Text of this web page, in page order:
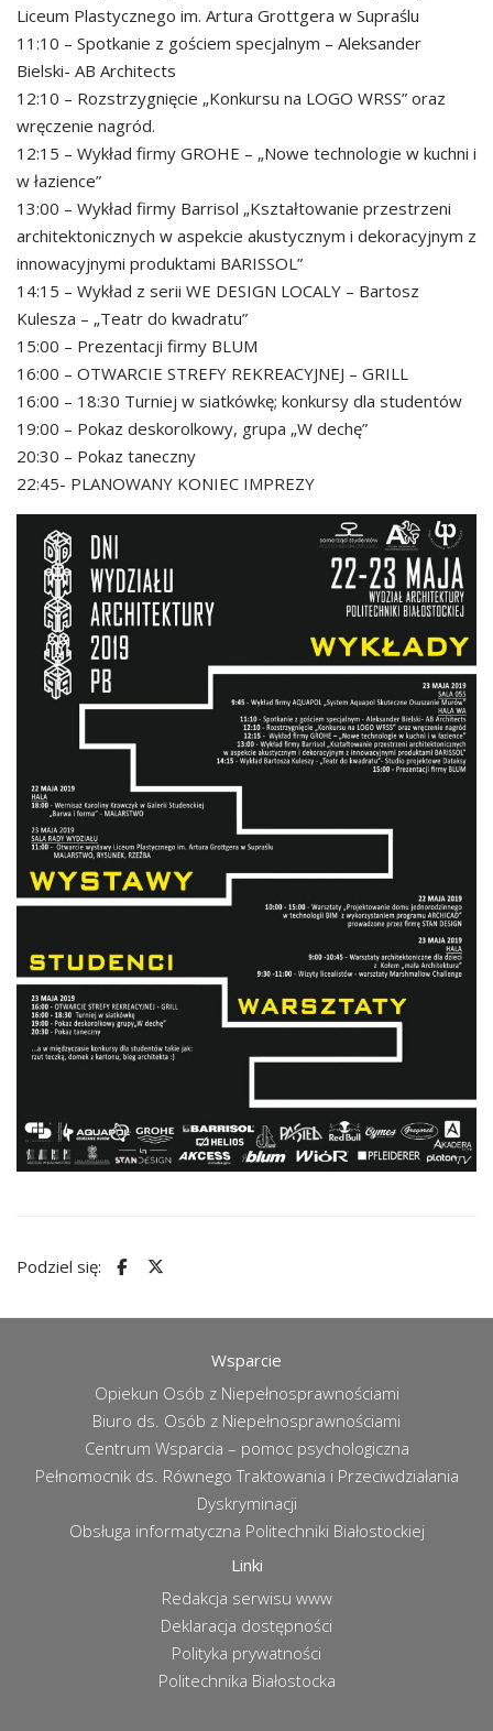
Liceum Plastycznego im. Artura Grottgera w Supraślu
11:10 – Spotkanie z gościem specjalnym – Aleksander
Bielski- AB Architects
12:10 – Rozstrzygnięcie „Konkursu na LOGO WRSS” oraz
wręczenie nagród.
12:15 – Wykład firmy GROHE – „Nowe technologie w kuchni i
w łazience”
13:00 – Wykład firmy Barrisol „Kształtowanie przestrzeni
architektonicznych w aspekcie akustycznym i dekoracyjnym z
innowacyjnymi produktami BARISSOL”
14:15 – Wykład z serii WE DESIGN LOCALY – Bartosz
Kulesza – „Teatr do kwadratu”
15:00 – Prezentacji firmy BLUM
16:00 – OTWARCIE STREFY REKREACYJNEJ – GRILL
16:00 – 18:30 Turniej w siatkówkę; konkursy dla studentów
19:00 – Pokaz deskorolkowy, grupa „W dechę”
20:30 – Pokaz taneczny
22:45- PLANOWANY KONIEC IMPREZY
Podziel się:
Wsparcie
Opiekun Osób z Niepełnosprawnościami
Biuro ds. Osób z Niepełnosprawnościami
Centrum Wsparcia – pomoc psychologiczna
Pełnomocnik ds. Równego Traktowania i Przeciwdziałania
Dyskryminacji
Obsługa informatyczna Politechniki Białostockiej
Linki
Redakcja serwisu www
Deklaracja dostępności
Polityka prywatności
Politechnika Białostocka